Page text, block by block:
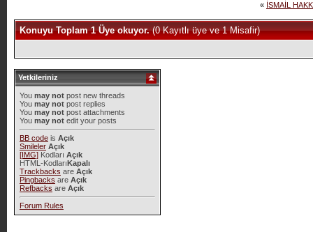
« İSMAİL
Konuyu Toplam 1 Üye okuyor.(0 Kayıtlı üye ve 1 Misafir)
Yetkileriniz
You may notpost new threads
You may notpost replies
You may notpost attachments
You may notedit your posts
BB codeis Açık
Smileler Açık
[IMG]Kodları Açık
HTML-KodlarıKapalı
Trackbacks are Açık
Pingbacks are Açık
Refbacks are Açık
Forum Rules